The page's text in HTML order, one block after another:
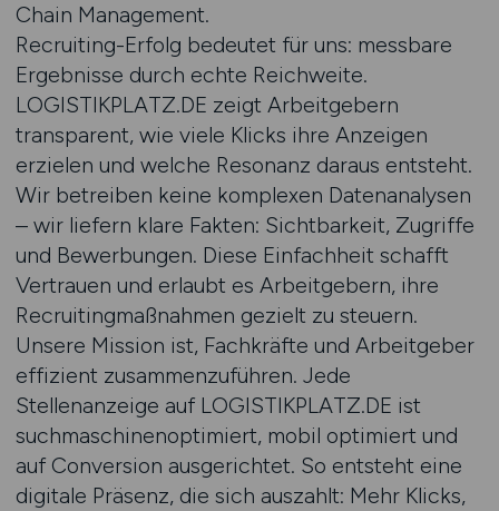
Chain Management.
Recruiting-Erfolg bedeutet für uns: messbare
Ergebnisse durch echte Reichweite.
LOGISTIKPLATZ.DE zeigt Arbeitgebern
transparent, wie viele Klicks ihre Anzeigen
erzielen und welche Resonanz daraus entsteht.
Wir betreiben keine komplexen Datenanalysen
– wir liefern klare Fakten: Sichtbarkeit, Zugriffe
und Bewerbungen. Diese Einfachheit schafft
Vertrauen und erlaubt es Arbeitgebern, ihre
Recruitingmaßnahmen gezielt zu steuern.
Unsere Mission ist, Fachkräfte und Arbeitgeber
effizient zusammenzuführen. Jede
Stellenanzeige auf LOGISTIKPLATZ.DE ist
suchmaschinenoptimiert, mobil optimiert und
auf Conversion ausgerichtet. So entsteht eine
digitale Präsenz, die sich auszahlt: Mehr Klicks,